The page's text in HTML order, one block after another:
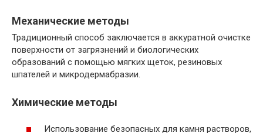
Механические методы
Традиционный способ заключается в аккуратной очистке
поверхности от загрязнений и биологических
образований с помощью мягких щеток, резиновых
шпателей и микродермабразии.
Химические методы
Использование безопасных для камня растворов,